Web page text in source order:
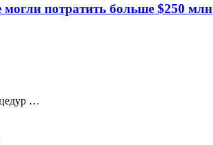
потратить больше $250 млн
…